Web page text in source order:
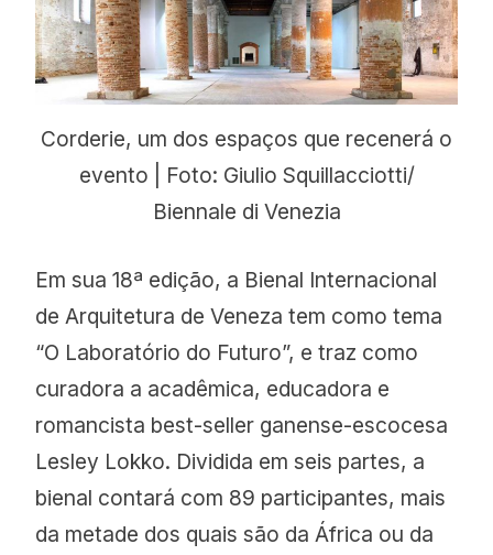
Corderie, um dos espaços que recenerá o
evento | Foto: Giulio Squillacciotti/
Biennale di Venezia
Em sua 18ª edição, a Bienal Internacional
de Arquitetura de Veneza tem como tema
“O Laboratório do Futuro”, e traz como
curadora a acadêmica, educadora e
romancista best-seller ganense-escocesa
Lesley Lokko. Dividida em seis partes, a
bienal contará com 89 participantes, mais
da metade dos quais são da África ou da